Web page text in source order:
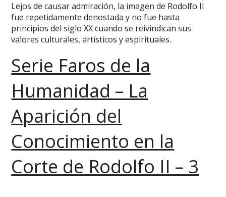
Lejos de causar admiración, la imagen de Rodolfo II
fue repetidamente denostada y no fue hasta
principios del siglo XX cuando se reivindican sus
valores culturales, artísticos y espirituales.
Serie Faros de la
Humanidad – La
Aparición del
Conocimiento en la
Corte de Rodolfo II – 3